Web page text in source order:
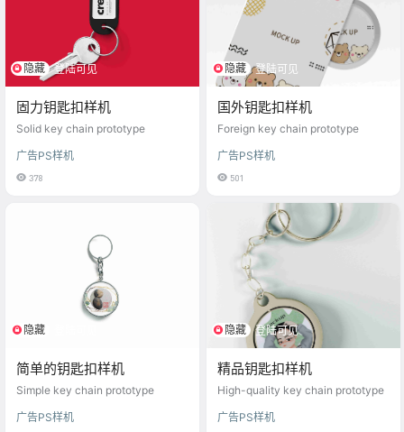
隐藏 登陆可见
固力钥匙扣样机
Solid key chain prototype
广告PS样机
378
隐藏 登陆可见
国外钥匙扣样机
Foreign key chain prototype
广告PS样机
501
隐藏
简单的钥匙扣样机
Simple key chain prototype
广告PS样机
隐藏 登陆可见
精品钥匙扣样机
High-quality key chain prototype
广告PS样机